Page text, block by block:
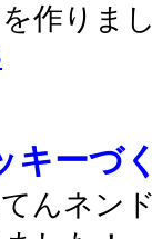
作りま
キーづ
んネン